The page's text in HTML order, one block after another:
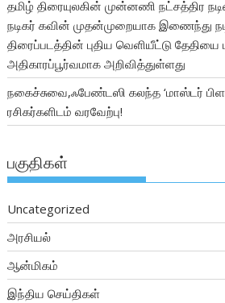
தமிழ் திரையுலகின் முன்னணி நட்சத்திர
நடிகர் கவின் முதன்முறையாக இணைந்து
திரைப்படத்தின் புதிய வெளியீட்டு தேதியை
அதிகாரப்பூர்வமாக அறிவித்துள்ளது
நகைச்சுவை,ஃபேண்டஸி கலந்த ‘மாஸ்டர்
ரசிகர்களிடம் வரவேற்பு!
பகுதிகள்
Uncategorized
அரசியல்
ஆன்மிகம்
இந்திய செய்திகள்